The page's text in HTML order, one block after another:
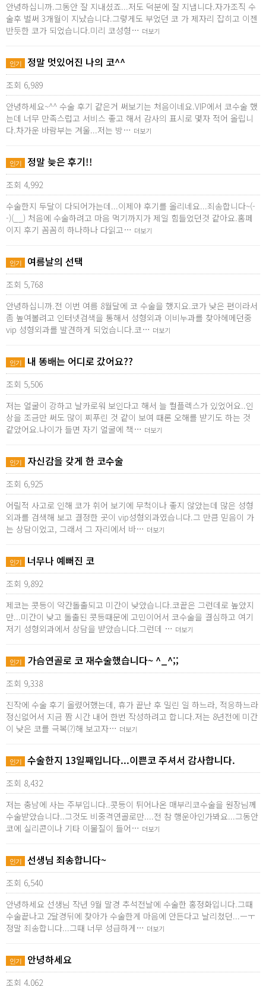
안녕하십니까.그동안 잘 지내셨죠...저도 덕분에 잘 지냅니다.자가조직 수
술후 벌써 3개월이 지났습니다.그렇게도 부었던 코 가 제자리 잡히고 이젠
반듯한 코가 되었습니다.미리 코성형… 더보기
인기 정말 멋있어진 나의 코^^
조회 6,989
안녕하세요~^^ 수술 후기 같은거 써보기는 처음이네요.VIP에서 코수술 했
는데 너무 만족스럽고 서비스 좋고 해서 감사의 표시로 몇자 적어 올립니
다.차가운 바람부는 겨울...저는 방… 더보기
인기 정말 늦은 후기!!
조회 4,992
수술한지 두달이 다되어가는데...이제야 후기를 올리네요...죄송합니다~(-
-)(__) 처음에 수술하려고 마음 먹기까지가 제일 힘들었던것 같아요.홈페
이지 후기 꼼꼼히 하나하나 다읽고… 더보기
인기 여름날의 선택
조회 5,768
안녕하십니까.전 이번 여름 8월달에 코 수술을 했지요.코가 낮은 편이라서
좀 높여볼려고 인터넷검색을 통해서 성형외과 이비누과를 찾아헤메던중
vip 성형외과를 발견하게 되었습니다.코… 더보기
인기 내 똥배는 어디로 갔어요??
조회 5,506
저는 얼굴이 강하고 날카로워 보인다고 해서 늘 컬플렉스가 있었어요..인
상을 조금만 써도 많이 찌푸린 것 같이 보여 때론 오해를 받기도 하는 것
같았어요.나이가 들면 자기 얼굴에 책… 더보기
인기 자신감을 갖게 한 코수술
조회 6,925
어릴적 사고로 인해 코가 휘어 보기에 무척이나 좋지 않았는데 많은 성형
외과를 검색해 보고 결정한 곳이 vip성형외과였습니다.그 만큼 믿음이 가
는 상담이었고, 그래서 그 자리에서 바… 더보기
인기 너무나 예뻐진 코
조회 9,892
제코는 콧등이 약간돌출되고 미간이 낮았습니다.코끝은 그런데로 높았지
만...미간이 낮고 돌출된 콧등때문에 고민이어서 코수술을 결심하고 여기
저기 성형외과에서 상담을 받았습니다.그런데 … 더보기
인기 가슴연골로 코 재수술했습니다~ ^_^;;
조회 9,338
진작에 수술 후기 올렸어했는데, 휴가 끝난 후 밀린 일 하느라, 적응하느라
정신없어서 지금 짬 시간 내어 한번 작성하려고 합니다.저는 8년전에 미간
이 낮은 코를 극복(?)해 보고자… 더보기
인기 수술한지 13일째입니다...이쁜코 주셔서 감사합니다.
조회 8,432
저는 충남에 사는 주부입니다..콧등이 튀어나온 매부리코수술을 원장님께
수술받았습니다..그것도 비중격연골로만....전 참 행운아인가봐요...그동안
코에 실리콘이나 기타 이물질이 들어… 더보기
인기 선생님 죄송합니다~
조회 6,540
안녕하세요 선생님 작년 9월 말경 추석전날에 수술한 홍정화입니다.그때
수술끝나고 2달경뒤에 찾아가 수술한게 마음에 안든다고 날리쳤던...ㅡㅜ
정말 죄송합니다...그때 너무 성급하게… 더보기
인기 안녕하세요
조회 4,062